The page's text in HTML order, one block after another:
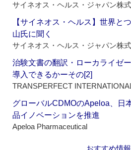
サイネオス・ヘルス・ジャパン株
【サイネオス・ヘルス】世界
山氏に聞く
サイネオス・ヘルス・ジャパン株
治験文書の翻訳・ローカライゼ
導入できるかーその[2]
TRANSPERFECT
グローバルCDMOのApeloa、日
品イノベーションを推進
Apeloa Pharmaceutical